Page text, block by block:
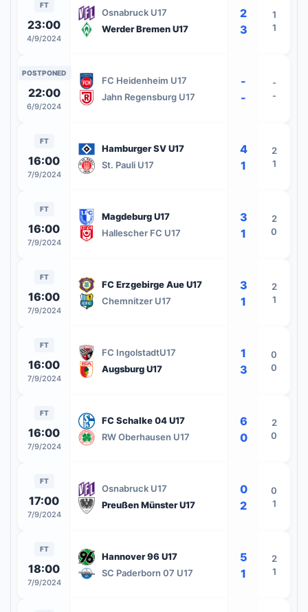
FT
23:00
4/9/2024
Osnabruck U17
Werder Bremen U17
2
3
1
1
POSTPONED
22:00
6/9/2024
FC Heidenheim U17
Jahn Regensburg U17
-
-
-
-
FT
16:00
7/9/2024
Hamburger SV U17
St. Pauli U17
4
1
2
1
FT
16:00
7/9/2024
Magdeburg U17
Hallescher FC U17
3
1
2
0
FT
16:00
7/9/2024
FC Erzgebirge Aue U17
Chemnitzer U17
3
1
2
1
FT
16:00
7/9/2024
FC IngolstadtU17
Augsburg U17
1
3
0
0
FT
16:00
7/9/2024
FC Schalke 04 U17
RW Oberhausen U17
6
0
2
0
FT
17:00
7/9/2024
Osnabruck U17
Preußen Münster U17
0
2
0
1
FT
18:00
7/9/2024
Hannover 96 U17
SC Paderborn 07 U17
5
1
2
1